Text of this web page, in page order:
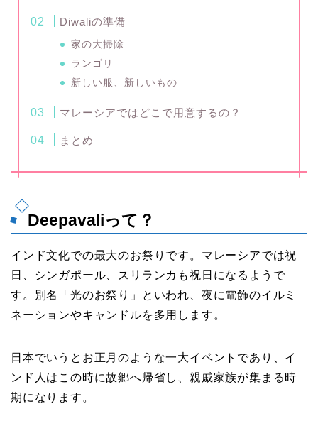
Diwaliの準備
家の大掃除
ランゴリ
新しい服、新しいもの
マレーシアではどこで用意するの？
まとめ
Deepavaliって？
インド文化での最大のお祭りです。マレーシアでは祝
日、シンガポール、スリランカも祝日になるようで
す。別名「光のお祭り」といわれ、夜に電飾のイルミ
ネーションやキャンドルを多用します。
日本でいうとお正月のような一大イベントであり、イ
ンド人はこの時に故郷へ帰省し、親戚家族が集まる時
期になります。